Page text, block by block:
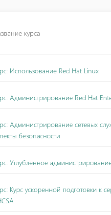
курса
Использование Red Hat Linux
Администрирование Red Hat
Администрирование сетевых
безопасности
Углубленное
Курс ускоренной подготовки к